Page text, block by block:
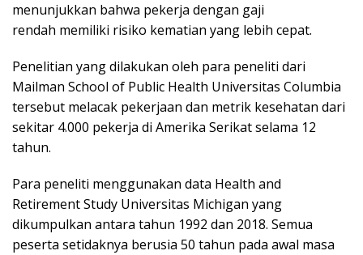
menunjukkan bahwa pekerja dengan gaji
rendah memiliki risiko kematian yang lebih cepat.
Penelitian yang dilakukan oleh para peneliti dari
Mailman School of Public Health Universitas Columbia
tersebut melacak pekerjaan dan metrik kesehatan dari
sekitar 4.000 pekerja di Amerika Serikat selama 12
tahun.
Para peneliti menggunakan data Health and
Retirement Study Universitas Michigan yang
dikumpulkan antara tahun 1992 dan 2018. Semua
peserta setidaknya berusia 50 tahun pada awal masa